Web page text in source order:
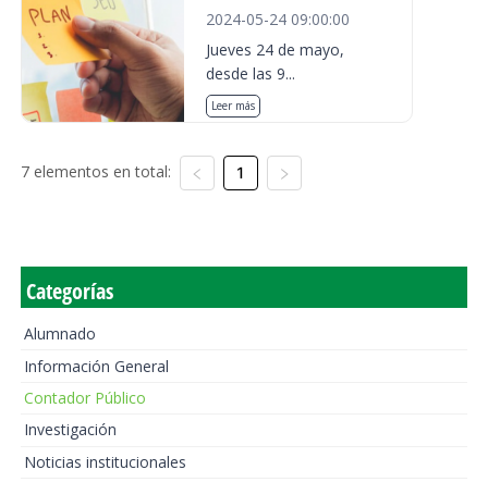
2024-05-24 09:00:00
Jueves 24 de mayo,
desde las 9...
Leer más
7 elementos en total: 1
Categorías
Alumnado
Información General
Contador Público
Investigación
Noticias institucionales